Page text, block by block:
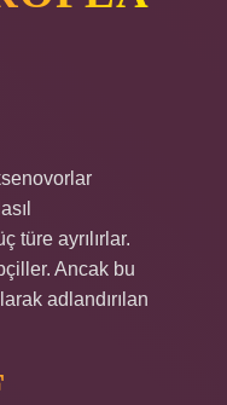
türe ayrılırlar.
Ancak bu
adlandırılan